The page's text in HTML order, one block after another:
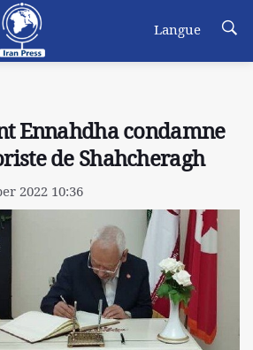
Langue
Ennahdha condamne
de Shahcheragh
2022 10:36